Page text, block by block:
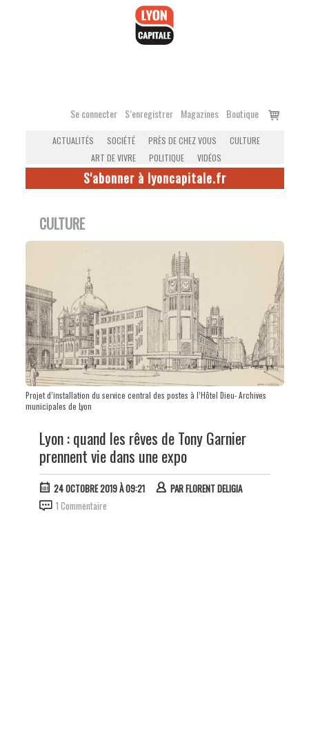
Se connecter S’enregistrer Magazines Boutique
Voir
ACTUALITÉS SOCIÉTÉ PRÈS DE CHEZ VOUS
CULTURE
ART DE VIVRE
POLITIQUE VIDÉOS
S'abonner à lyoncapitale.fr
CULTURE
Projet d’installation du service central des postes à l’Hôtel Dieu- Archives
municipales de Lyon
Lyon : quand les rêves de Tony Garnier
prennent vie dans une expo
24 OCTOBRE 2019 À 09:21 PARFLORENT DELIGIA
1 Commentaire